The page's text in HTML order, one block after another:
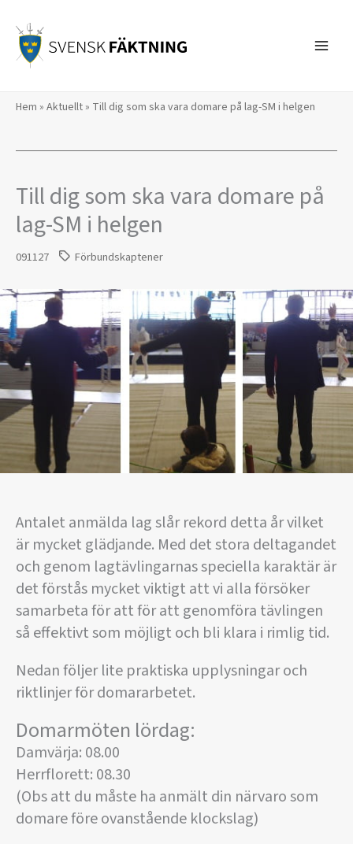
innehåll
Hem » Aktuellt» Till dig som ska vara domare på lag-SM i helgen
Till dig som ska vara domare på
lag-SM i helgen
091127 Förbundskaptener
Antalet anmälda lag slår rekord detta år vilket
är mycket glädjande. Med det stora deltagandet
och genom lagtävlingarnas speciella karaktär är
det förstås mycket viktigt att vi alla försöker
samarbeta för att för att genomföra tävlingen
så effektivt som möjligt och bli klara i rimlig tid.
Nedan följer lite praktiska upplysningar och
riktlinjer för domararbetet.
Domarmöten lördag:
Damvärja: 08.00
Herrflorett: 08.30
(Obs att du måste ha anmält din närvaro som
domare före ovanstående klockslag)